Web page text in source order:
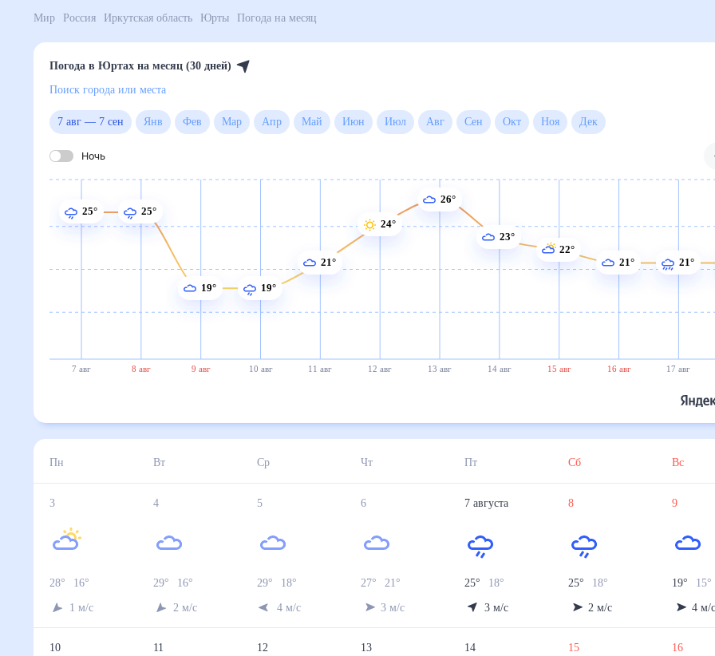
Мир Россия Иркутская область Юрты Погода на месяц
Погода в Юртах на месяц (30 дней)
Поиск города или места
7 авг—7 сен Янв Фев Мар Апр Май Июн Июл Авг Сен Окт Ноя
Ночь
7 авг 8 авг 9 авг 10 авг 11 авг 12 авг 13 авг 14 авг 15 авг 16 авг 17 авг
25° 25°
19° 19°
21°
24°
26°
23°
22°
21°
21°
Пн Вт Ср Чт Пт Сб Вс
3
28° 16°
1 м/с
4
29° 16°
2 м/с
5
29° 18°
4 м/с
6
27° 21°
3 м/с
7 августа
25° 18°
3 м/с
8
25° 18°
2 м/с
9
19° 15°
4 м/
10 11 12 13 14 15 16